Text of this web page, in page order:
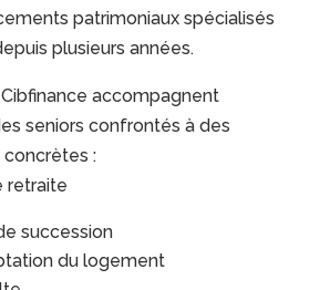
patrimoniaux spécialisés
plusieurs années.
accompagnent
seniors confrontés à des
:
retraite
succession
du logement